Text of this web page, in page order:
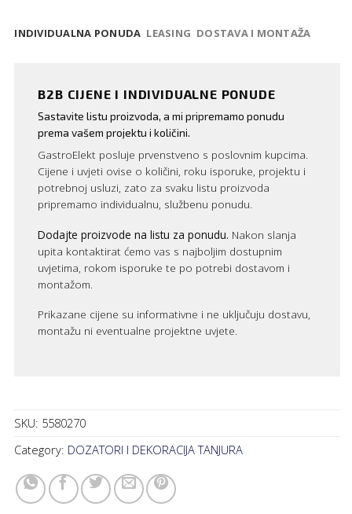
INDIVIDUALNA PONUDA LEASING DOSTAVA I MONTAŽA
B2B CIJENE I INDIVIDUALNE PONUDE
Sastavite listu proizvoda, a mi pripremamo ponudu
prema vašem projektu i količini.
GastroElekt posluje prvenstveno s poslovnim kupcima.
Cijene i uvjeti ovise o količini, roku isporuke, projektu i
potrebnoj usluzi, zato za svaku listu proizvoda
pripremamo individualnu, službenu ponudu.
Dodajte proizvode na listu za ponudu. Nakon slanja
upita kontaktirat ćemo vas s najboljim dostupnim
uvjetima, rokom isporuke te po potrebi dostavom i
montažom.
Prikazane cijene su informativne i ne uključuju dostavu,
montažu ni eventualne projektne uvjete.
SKU: 5580270
Category: DOZATORI I DEKORACIJA TANJURA